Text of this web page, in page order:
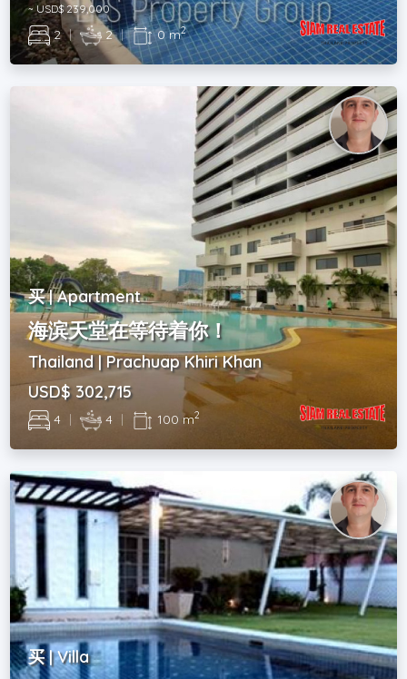
~ USD$ 239,000
2 | 2 | 0 m2
买 | Apartment
海滨天堂在等待着你！
Thailand | Prachuap Khiri Khan
USD$ 302,715
4 | 4 | 100 m2
买 | Villa